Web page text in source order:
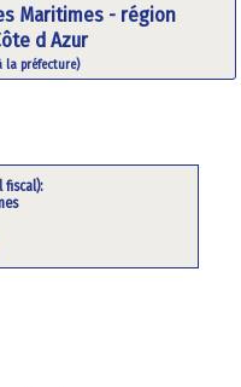
Maritimes - région
d Azur
la préfecture)
fiscal):